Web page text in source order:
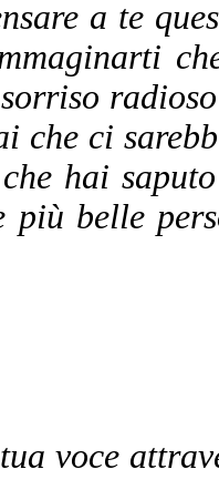
a te
che ci
hai
più belle
voce